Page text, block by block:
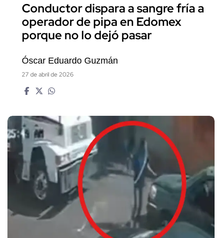
Conductor dispara a sangre fría a
operador de pipa en Edomex
porque no lo dejó pasar
Óscar Eduardo Guzmán
27 de abril de 2026